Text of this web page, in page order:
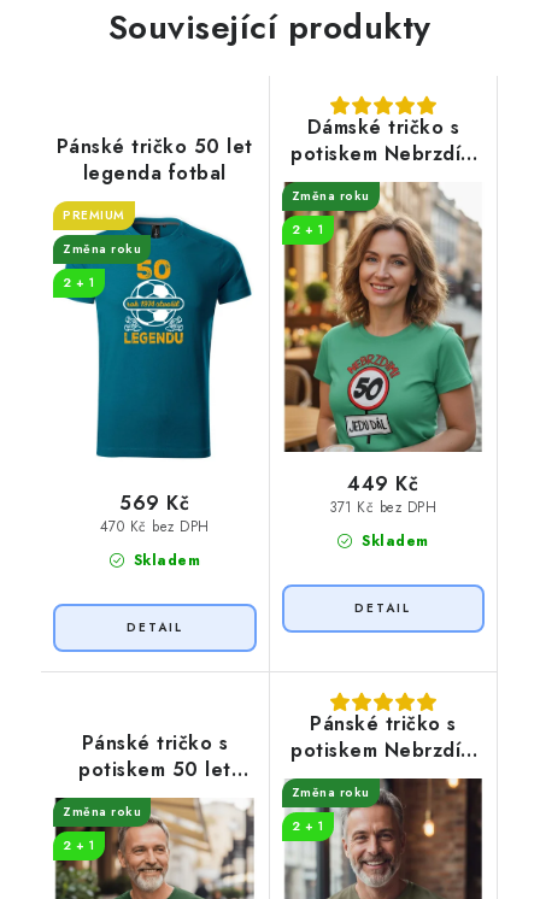
Související produkty
Pánské tričko 50 let
legenda fotbal
PREMIUM
Změna roku
2 + 1
Skladem
470 Kč bez DPH
569 Kč
Dámské tričko s
potiskem Nebrzdím
50
Změna roku
2 + 1
Skladem
371 Kč bez DPH
449 Kč
Pánské tričko s
potiskem 50 let
legenda symboly
Změna roku
2 + 1
Pánské tričko s
potiskem Nebrzdím
50
Změna roku
2 + 1